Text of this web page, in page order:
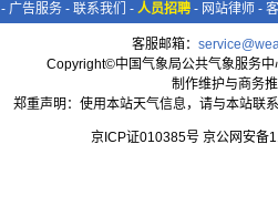
- 广告服务 - 联系我们 - 人员招聘 - 网站律师 -
客服邮箱：
Copyright©中国气象局公共气象服务
制作维护与商务
郑重声明：使用本站天气信息，请与本站联
京ICP证010385号 京公网安备